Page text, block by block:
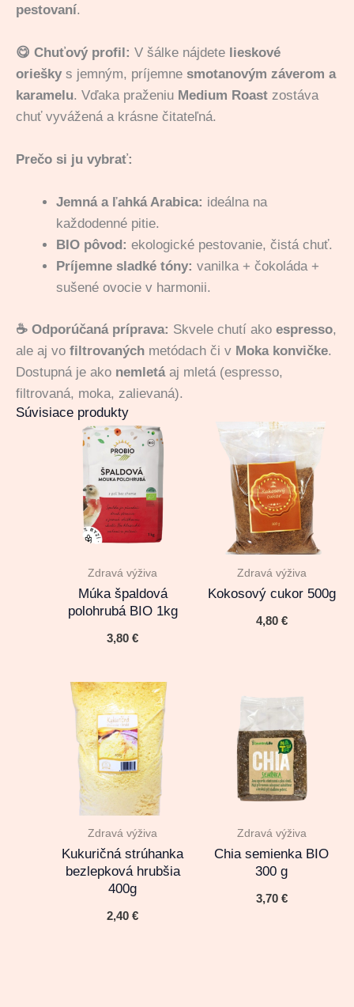
pestovaní.
😋 Chuťový profil: V šálke nájdete lieskové
oriešky s jemným, príjemne smotanovým záverom a
karamelu. Vďaka praženiu Medium Roast zostáva
chuť vyvážená a krásne čitateľná.
Prečo si ju vybrať:
Jemná a ľahká Arabica: ideálna na
každodenné pitie.
BIO pôvod: ekologické pestovanie, čistá chuť.
Príjemne sladké tóny: vanilka + čokoláda +
sušené ovocie v harmonii.
☕️ Odporúčaná príprava: Skvele chutí ako espresso,
ale aj vo filtrovaných metódach či v Moka konvičke.
Dostupná je ako nemletáaj mletá (espresso,
filtrovaná, moka, zalievaná).
Súvisiace produkty
Zdravá výživa
Múka špaldová
polohrubá BIO 1kg
3,80€
Zdravá výživa
Kokosový cukor 500g
4,80 €
Zdravá výživa
Kukuričná strúhanka
bezlepková hrubšia
400g
2,40€
Zdravá výživa
Chia semienka BIO
300 g
3,70 €